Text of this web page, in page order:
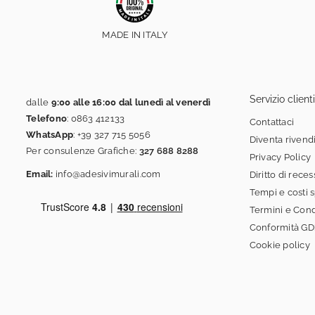
MADE IN ITALY
dalle 9:00 alle 16:00 dal lunedì al venerdì
Telefono: 0863 412133
WhatsApp: +39 327 715 5056
Per consulenze Grafiche: 327 688 8288
Email: info@adesivimurali.com
Servizio clienti
Contattaci
Diventa
Privacy Policy
Diritto di
Tempi e costi
Termini e
Conformità
Cookie policy